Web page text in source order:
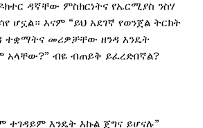
ዳኛቸው ምስክርነትና የኤርሚያስ ንስሃ
ሆኗል። እናም “ይህ አደገኛ የወንጀል ትርክት
ተቋማትና መሪዎቻቸው ዘንዳ እንዴት
አላቸው?” ብዬ ብጠይቅ ይፈረድበኛል?
ተገዳይም እንዴት እኩል ጀግና ይሆናሉ”